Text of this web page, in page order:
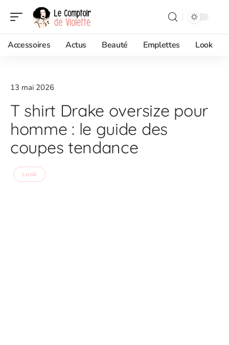
Accessoires Actus Beauté Emplettes Look
13 mai 2026
T shirt Drake oversize pour
homme : le guide des
coupes tendance
Look